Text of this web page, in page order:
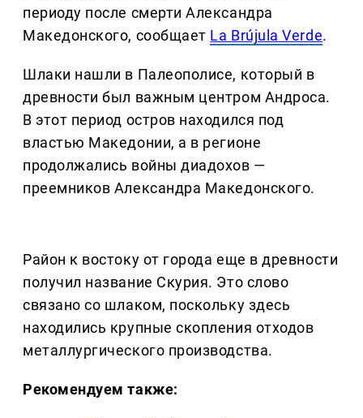
периоду после смерти Александра
Македонского, сообщает La Brújula Verde.
Шлаки нашли в Палеополисе, который в
древности был важным центром Андроса.
В этот период остров находился под
властью Македонии, а в регионе
продолжались войны диадохов —
преемников Александра Македонского.
Район к востоку от города еще в древности
получил название Скурия. Это слово
связано со шлаком, поскольку здесь
находились крупные скопления отходов
металлургического производства.
Рекомендуем также: